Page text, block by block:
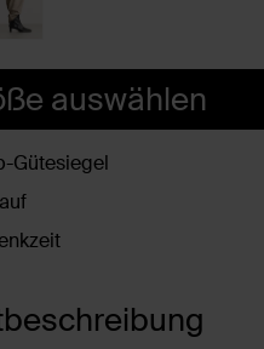
auswählen
Gütesiegel